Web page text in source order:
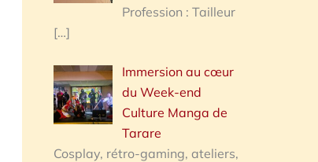
Profession : Tailleur
[…]
Immersion au cœur
du Week-end
Culture Manga de
Tarare
Cosplay, rétro-gaming, ateliers,